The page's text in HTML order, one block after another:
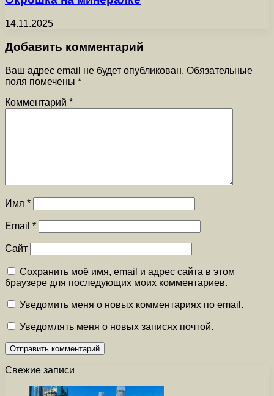
14.11.2025
Добавить комментарий
Ваш адрес email не будет опубликован. Обязательные
поля помечены *
Комментарий *
Имя *
Email *
Сайт
Сохранить моё имя, email и адрес сайта в этом
браузере для последующих моих комментариев.
Уведомить меня о новых комментариях по email.
Уведомлять меня о новых записях почтой.
Свежие записи